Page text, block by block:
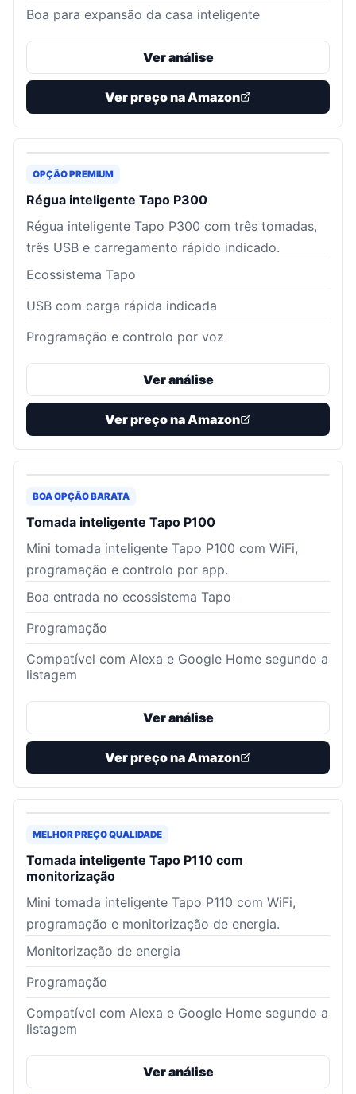
Boa para expansão da casa inteligente
Ver análise
Ver preço na Amazon
OPÇÃO PREMIUM
Régua inteligente Tapo P300
Régua inteligente Tapo P300 com três tomadas,
três USB e carregamento rápido indicado.
Ecossistema Tapo
USB com carga rápida indicada
Programação e controlo por voz
Ver análise
Ver preço na Amazon
BOA OPÇÃO BARATA
Tomada inteligente Tapo P100
Mini tomada inteligente Tapo P100 com WiFi,
programação e controlo por app.
Boa entrada no ecossistema Tapo
Programação
Compatível com Alexa e Google Home segundo a
listagem
Ver análise
Ver preço na Amazon
MELHOR PREÇO QUALIDADE
Tomada inteligente Tapo P110 com
monitorização
Mini tomada inteligente Tapo P110 com WiFi,
programação e monitorização de energia.
Monitorização de energia
Programação
Compatível com Alexa e Google Home segundo a
listagem
Ver análise